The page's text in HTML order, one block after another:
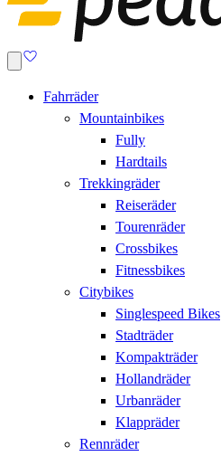
Fahrräder
Mountainbikes
Fully
Hardtails
Trekkingräder
Reiseräder
Tourenräder
Crossbikes
Fitnessbikes
Citybikes
Singlespeed Bikes
Stadträder
Kompakträder
Hollandräder
Urbanräder
Klappräder
Rennräder